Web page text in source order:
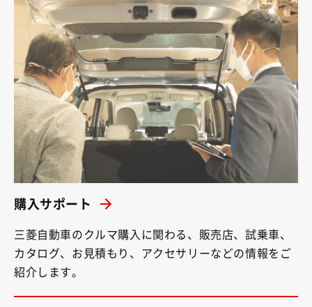
購入サポート
三菱自動車のクルマ購入に関わる、販売店、試乗車、
カタログ、お見積もり、アクセサリーなどの情報をご
紹介します。